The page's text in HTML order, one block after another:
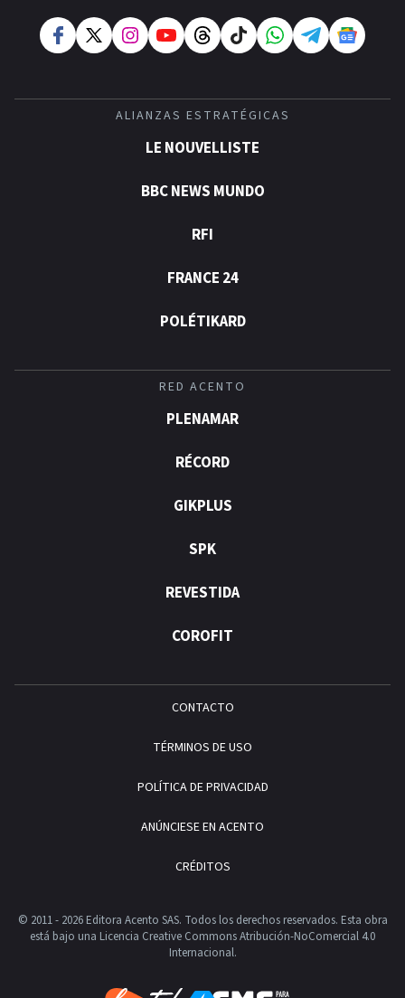
ALIANZAS ESTRATÉGICAS
LE NOUVELLISTE
BBC NEWS MUNDO
RFI
FRANCE 24
POLÉTIKARD
RED ACENTO
PLENAMAR
RÉCORD
GIKPLUS
SPK
REVESTIDA
COROFIT
CONTACTO
TÉRMINOS DE USO
POLÍTICA DE PRIVACIDAD
ANÚNCIESE EN ACENTO
CRÉDITOS
© 2011 - 2026 Editora Acento SAS. Todos los derechos reservados. Esta obra
está bajo una Licencia Creative Commons Atribución-NoComercial 4.0
Internacional.